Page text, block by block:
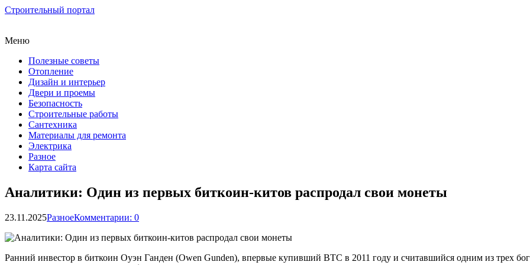
Строительный портал
Меню
Полезные советы
Отопление
Дизайн и интерьер
Двери и проемы
Безопасность
Строительные работы
Сантехника
Материалы для ремонта
Электрика
Разное
Карта сайта
Аналитики: Один из первых биткоин-китов распродал свои монеты
23.11.2025РазноеКомментарии: 0
Ранний инвестор в биткоин Оуэн Ганден (Owen Gunden), впервые купивший BTC в 2011 году и считавшийся одним из трех